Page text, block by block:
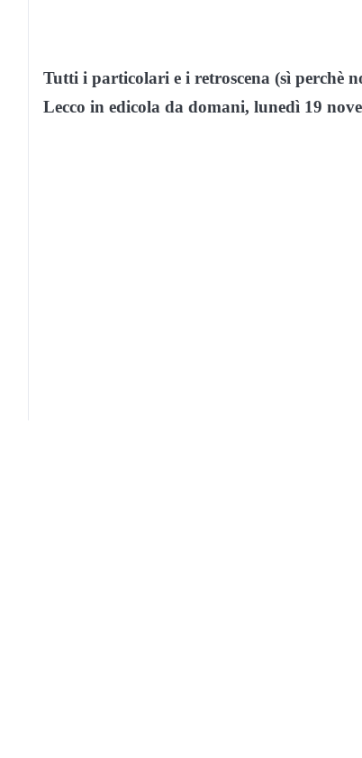
Tutti i particolari e i retroscena (sì perchè
Lecco in edicola da domani, lunedì 19